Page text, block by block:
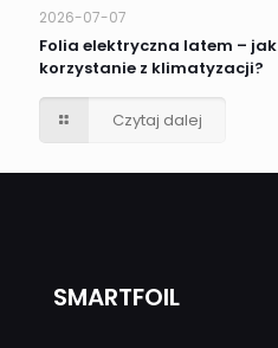
2026-07-07
Folia elektryczna latem –
korzystanie z klimatyzacji?
Czytaj dalej
SMARTFOIL